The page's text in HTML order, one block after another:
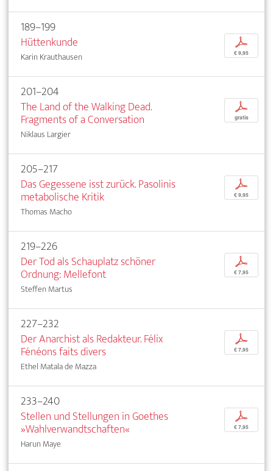
189–199
Hüttenkunde
Karin Krauthausen
p
€ 9,95
201–204
The Land of the Walking Dead.
Fragments of a Conversation
Niklaus Largier
p
gratis
205–217
Das Gegessene isst zurück. Pasolinis
metabolische Kritik
Thomas Macho
p
€ 9,95
219–226
Der Tod als Schauplatz schöner
Ordnung: Mellefont
Steffen Martus
p
€ 7,95
227–232
Der Anarchist als Redakteur. Félix
Fénéons faits divers
Ethel Matala de Mazza
p
€ 7,95
233–240
Stellen und Stellungen in Goethes
»Wahlverwandtschaften«
Harun Maye
p
€ 7,95